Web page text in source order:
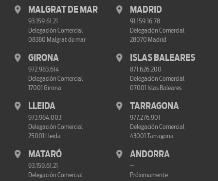
MALGRAT DE MAR
93.159.61.21
Delegación Comercial
08380 Malgrat de mar
MADRID
91.159.16.78
Delegación Comercial
28070 Madrid
GIRONA
972.983.614
Delegación Comercial
17001 Girona
ISLAS BALEARES
871.626.200
Delegación Comercial
07001 Islas Baleares
LLEIDA
973.984.003
Delegación Comercial
25001 Lleida
TARRAGONA
977.276.901
Delegación Comercial
43001 Tarragona
MATARÓ
93.159.61.21
Delegación Comercial
ANDORRA
--
Próximamente